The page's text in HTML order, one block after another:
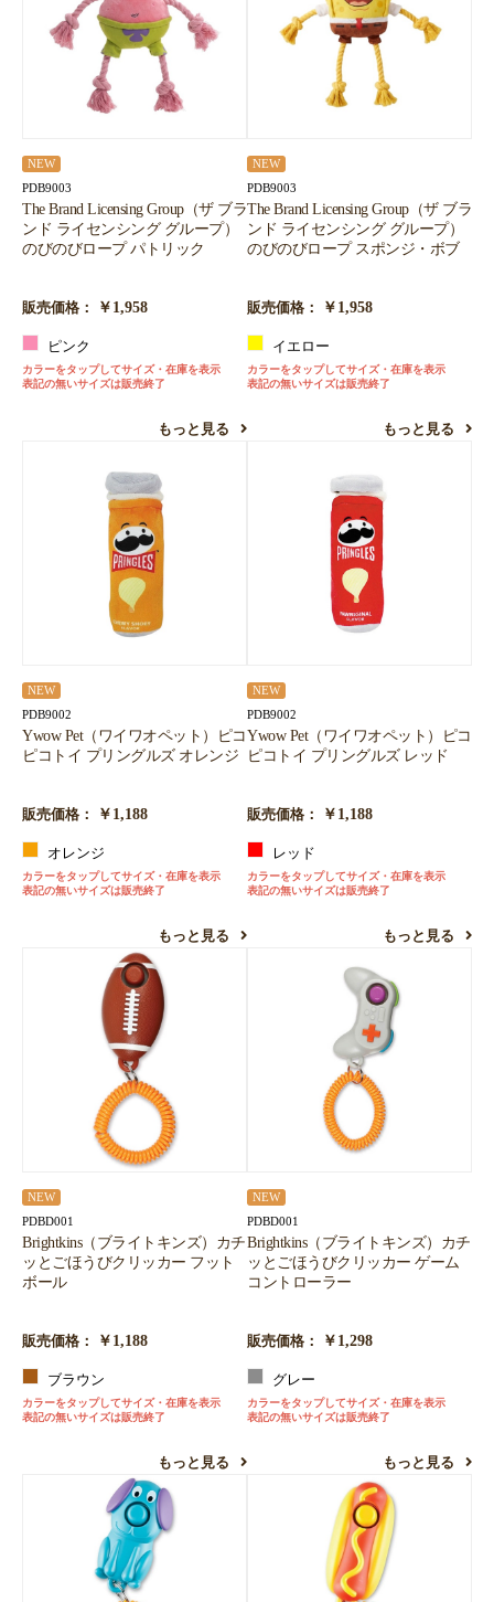
NEW
PDB9003
The Brand Licensing Group（ザ ブラ
ンド ライセンシング グループ）
のびのびロープ パトリック
販売価格： ￥1,958
ピンク
カラーをタップしてサイズ・在庫を表示
表記の無いサイズは販売終了
もっと見る
NEW
PDB9003
The Brand Licensing Group（ザ ブラ
ンド ライセンシング グループ）
のびのびロープ スポンジ・ボブ
販売価格： ￥1,958
イエロー
カラーをタップしてサイズ・在庫を表示
表記の無いサイズは販売終了
もっと見る
NEW
PDB9002
Ywow Pet（ワイワオペット）ピコ
ピコトイ プリングルズ オレンジ
販売価格： ￥1,188
オレンジ
カラーをタップしてサイズ・在庫を表示
表記の無いサイズは販売終了
もっと見る
NEW
PDB9002
Ywow Pet（ワイワオペット）ピコ
ピコトイ プリングルズ レッド
販売価格： ￥1,188
レッド
カラーをタップしてサイズ・在庫を表示
表記の無いサイズは販売終了
もっと見る
NEW
PDBD001
Brightkins（ブライトキンズ）カチ
ッとごほうびクリッカー フット
ボール
販売価格： ￥1,188
ブラウン
カラーをタップしてサイズ・在庫を表示
表記の無いサイズは販売終了
もっと見る
NEW
PDBD001
Brightkins（ブライトキンズ）カチ
ッとごほうびクリッカー ゲーム
コントローラー
販売価格： ￥1,298
グレー
カラーをタップしてサイズ・在庫を表示
表記の無いサイズは販売終了
もっと見る
お買い物を続ける カートへ進む